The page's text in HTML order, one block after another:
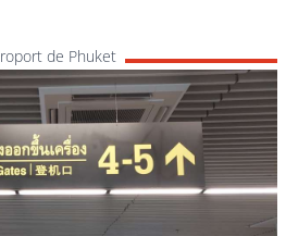
de Phuket